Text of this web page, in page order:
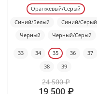
Оранжевый/Серый
Синий/Белый
Синий/Серый
Черный
Черный/Серый
33 34 35 36
37
38
39
24 500 ₽
19 500 ₽